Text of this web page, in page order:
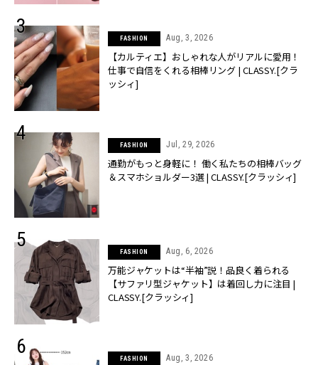
FASHION Aug, 3, 2026
【カルティエ】おしゃれな人がリアルに愛用！
仕事で自信をくれる相棒リング | CLASSY.[クラ
ッシィ]
FASHION Jul, 29, 2026
通勤がもっと身軽に！ 働く私たちの相棒バッグ
＆スマホショルダー3選 | CLASSY.[クラッシィ]
FASHION Aug, 6, 2026
万能ジャケットは“半袖”説！品良く着られる
【サファリ型ジャケット】は着回し力に注目 |
CLASSY.[クラッシィ]
FASHION Aug, 3, 2026